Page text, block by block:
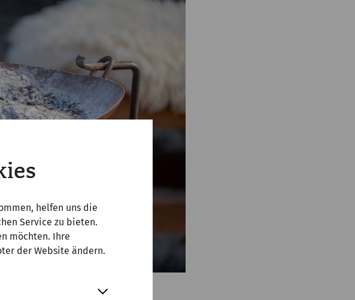
helfen uns die
Service zu bieten.
möchten. Ihre
der Website ändern.